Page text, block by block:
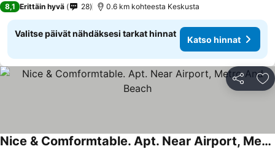
8,1 Erittäin hyvä 28 0.6 km kohteesta Keskusta
Valitse päivät nähdäksesi tarkat hinnat
Katso hinnat
Jaa
Nice & Comformtable. Apt. Near Airport, Metro And Beach